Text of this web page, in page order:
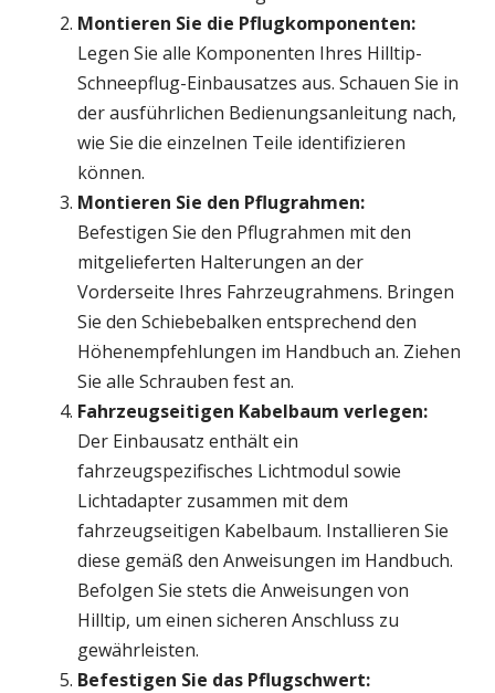
Montieren Sie die Pflugkomponenten:
Legen Sie alle Komponenten Ihres Hilltip-
Schneepflug-Einbausatzes aus. Schauen Sie in
der ausführlichen Bedienungsanleitung nach,
wie Sie die einzelnen Teile identifizieren
können.
Montieren Sie den Pflugrahmen:
Befestigen Sie den Pflugrahmen mit den
mitgelieferten Halterungen an der
Vorderseite Ihres Fahrzeugrahmens. Bringen
Sie den Schiebebalken entsprechend den
Höhenempfehlungen im Handbuch an. Ziehen
Sie alle Schrauben fest an.
Fahrzeugseitigen Kabelbaum verlegen:
Der Einbausatz enthält ein
fahrzeugspezifisches Lichtmodul sowie
Lichtadapter zusammen mit dem
fahrzeugseitigen Kabelbaum. Installieren Sie
diese gemäß den Anweisungen im Handbuch.
Befolgen Sie stets die Anweisungen von
Hilltip, um einen sicheren Anschluss zu
gewährleisten.
Befestigen Sie das Pflugschwert: